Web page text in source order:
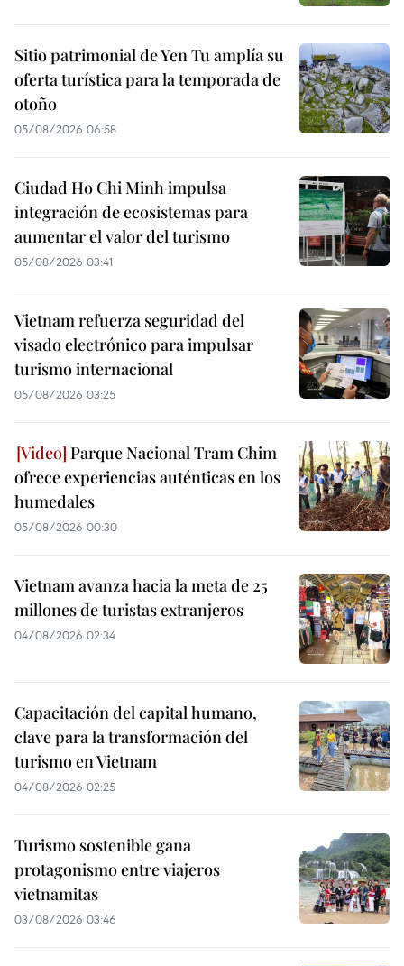
Sitio patrimonial de Yen Tu amplía su
oferta turística para la temporada de
otoño
05/08/2026 06:58
Ciudad Ho Chi Minh impulsa
integración de ecosistemas para
aumentar el valor del turismo
05/08/2026 03:41
Vietnam refuerza seguridad del
visado electrónico para impulsar
turismo internacional
05/08/2026 03:25
Parque Nacional Tram Chim
ofrece experiencias auténticas en los
humedales
05/08/2026 00:30
Vietnam avanza hacia la meta de 25
millones de turistas extranjeros
04/08/2026 02:34
Capacitación del capital humano,
clave para la transformación del
turismo en Vietnam
04/08/2026 02:25
Turismo sostenible gana
protagonismo entre viajeros
vietnamitas
03/08/2026 03:46